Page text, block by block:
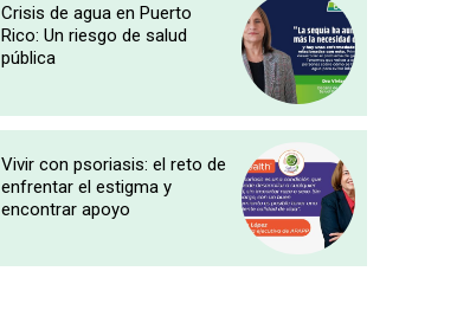
Crisis de agua en Puerto
Rico: Un riesgo de salud
pública
Vivir con psoriasis: el reto de
enfrentar el estigma y
encontrar apoyo